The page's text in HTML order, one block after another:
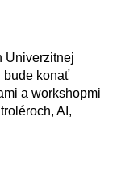
Univerzitnej
bude konať
a workshopmi
AI,